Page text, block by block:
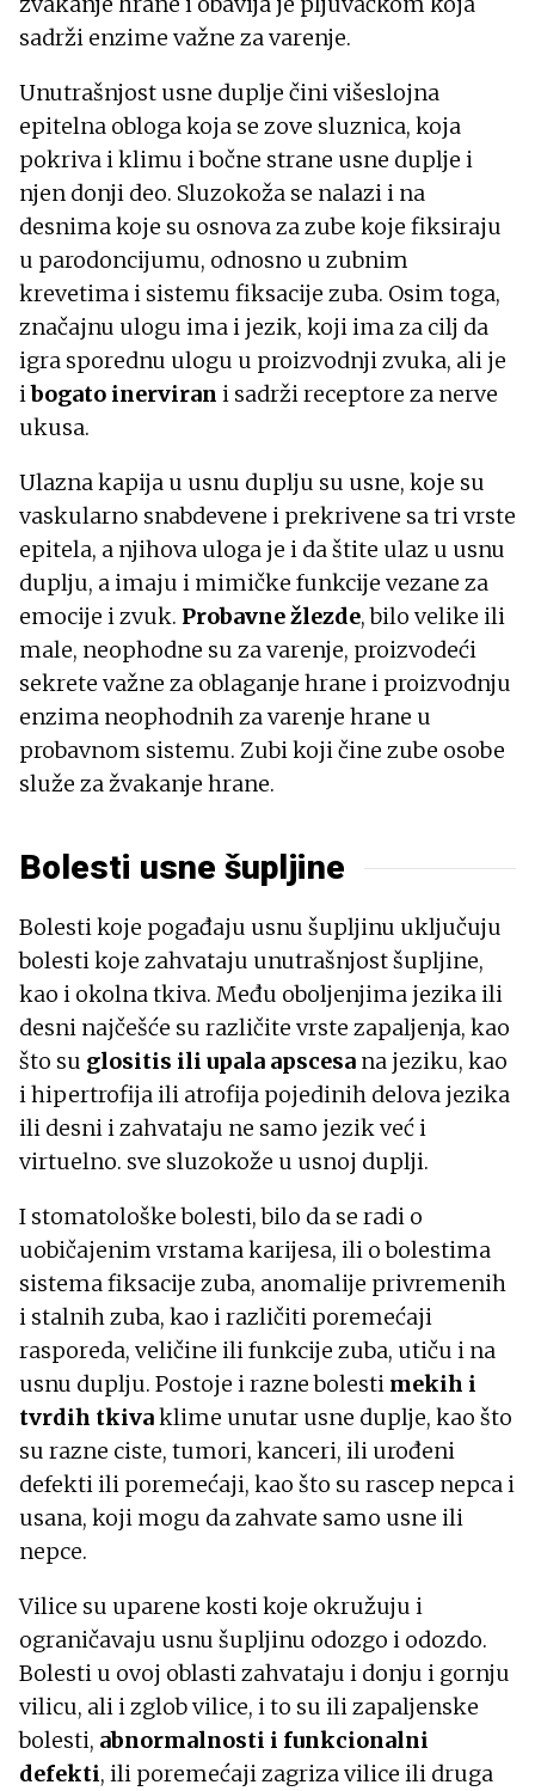
sadrži enzime važne za varenje.
Unutrašnjost usne duplje čini višeslojna
epitelna obloga koja se zove sluznica, koja
pokriva i klimu i bočne strane usne duplje i
njen donji deo. Sluzokoža se nalazi i na
desnima koje su osnova za zube koje fiksiraju
u parodoncijumu, odnosno u zubnim
krevetima i sistemu fiksacije zuba. Osim toga,
značajnu ulogu ima i jezik, koji ima za cilj da
igra sporednu ulogu u proizvodnji zvuka, ali je
ibogato inerviran i sadrži receptore za nerve
ukusa.
Ulazna kapija u usnu duplju su usne, koje su
vaskularno snabdevene i prekrivene sa tri vrste
epitela, a njihova uloga je i da štite ulaz u usnu
duplju, a imaju i mimičke funkcije vezane za
emocije i zvuk. Probavne žlezde, bilo velike ili
male, neophodne su za varenje, proizvodeći
sekrete važne za oblaganje hrane i proizvodnju
enzima neophodnih za varenje hrane u
probavnom sistemu. Zubi koji čine zube osobe
služe za žvakanje hrane.
Bolesti usne šupljine
Bolesti koje pogađaju usnu šupljinu uključuju
bolesti koje zahvataju unutrašnjost šupljine,
kao i okolna tkiva. Među oboljenjima jezika ili
desni najčešće su različite vrste zapaljenja, kao
što su glositis ili upala apscesa na jeziku, kao
i hipertrofija ili atrofija pojedinih delova jezika
ili desni i zahvataju ne samo jezik već i
virtuelno. sve sluzokože u usnoj duplji.
I stomatološke bolesti, bilo da se radi o
uobičajenim vrstama karijesa, ili o bolestima
sistema fiksacije zuba, anomalije privremenih
i stalnih zuba, kao i različiti poremećaji
rasporeda, veličine ili funkcije zuba, utiču i na
usnu duplju. Postoje i razne bolesti mekih i
tvrdih tkivaklime unutar usne duplje, kao što
su razne ciste, tumori, kanceri, ili urođeni
defekti ili poremećaji, kao što su rascep nepca i
usana, koji mogu da zahvate samo usne ili
nepce.
Vilice su uparene kosti koje okružuju i
ograničavaju usnu šupljinu odozgo i odozdo.
Bolesti u ovoj oblasti zahvataju i donju i gornju
vilicu, ali i zglob vilice, i to su ili zapaljenske
bolesti, abnormalnosti i funkcionalni
defekti, ili poremećaji zagriza vilice ili druga